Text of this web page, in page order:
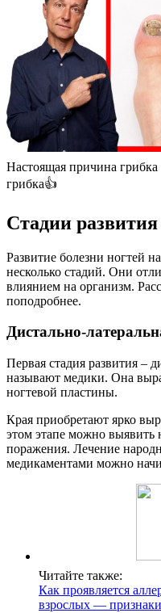
Настоящая причина грибка
грибка👍
Стадии
Развитие болезни ногтей
несколько стадий. Они
влиянием на организм.
поподробнее.
Дистально-
Первая стадия развития –
называют медики. Она
ногтевой пластины.
Края приобретают ярко
этом этапе можно
поражения. Лечение
медикаментами можно
Читайте также:
Как проявляется
взрослых — признаки